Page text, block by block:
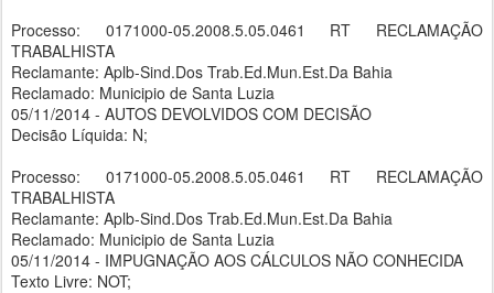
Processo: 0171000-05.2008.5.05.0461 RT RECLAMAÇÃO
TRABALHISTA
Reclamante: Aplb-Sind.Dos Trab.Ed.Mun.Est.Da Bahia
Reclamado: Municipio de Santa Luzia
05/11/2014 - AUTOS DEVOLVIDOS COM DECISÃO
Decisão Líquida: N;
Processo: 0171000-05.2008.5.05.0461 RT RECLAMAÇÃO
TRABALHISTA
Reclamante: Aplb-Sind.Dos Trab.Ed.Mun.Est.Da Bahia
Reclamado: Municipio de Santa Luzia
05/11/2014 - IMPUGNAÇÃO AOS CÁLCULOS NÃO CONHECIDA
Texto Livre: NOT;